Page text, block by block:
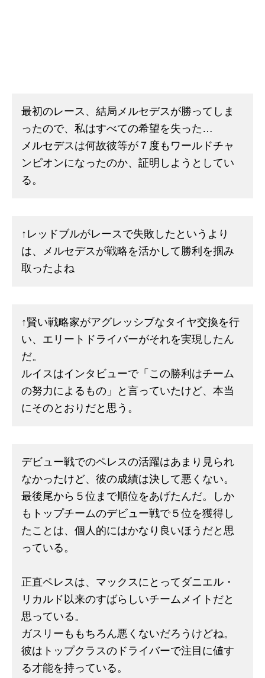
最初のレース、結局メルセデスが勝ってしま
ったので、私はすべての希望を失った…
メルセデスは何故彼等が７度もワールドチャ
ンピオンになったのか、証明しようとしてい
る。
↑レッドブルがレースで失敗したというより
は、メルセデスが戦略を活かして勝利を掴み
取ったよね
↑賢い戦略家がアグレッシブなタイヤ交換を行
い、エリートドライバーがそれを実現したん
だ。
ルイスはインタビューで「この勝利はチーム
の努力によるもの」と言っていたけど、本当
にそのとおりだと思う。
デビュー戦でのペレスの活躍はあまり見られ
なかったけど、彼の成績は決して悪くない。
最後尾から５位まで順位をあげたんだ。しか
もトップチームのデビュー戦で５位を獲得し
たことは、個人的にはかなり良いほうだと思
っている。
正直ペレスは、マックスにとってダニエル・
リカルド以来のすばらしいチームメイトだと
思っている。
ガスリーももちろん悪くないだろうけどね。
彼はトップクラスのドライバーで注目に値す
る才能を持っている。